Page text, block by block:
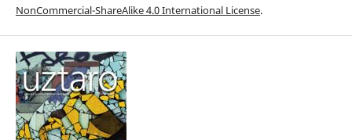
NonCommercial-ShareAlike 4.0 International License.